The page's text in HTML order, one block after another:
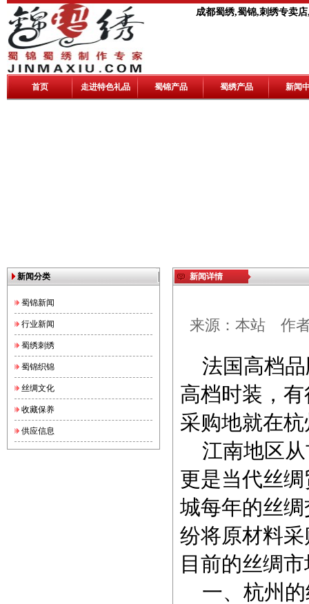
成都蜀绣,蜀锦,刺绣专卖
首页 走进特色礼品 蜀锦产品 蜀绣产品 新闻
新闻分类
蜀锦新闻
行业新闻
蜀绣刺绣
蜀锦织锦
丝绸文化
收藏保养
供应信息
新闻详情
来源：本站 作
法国高档品
高档时装，
采购地就在
江南地区从
更是当代丝
城每年的丝
纷将原材料
目前的丝绸
一、杭州的